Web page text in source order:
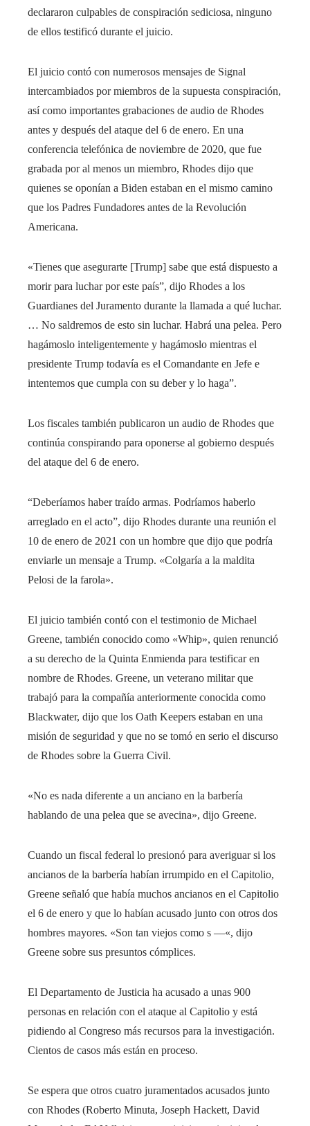
declararon culpables de conspiración sediciosa, ninguno
de ellos testificó durante el juicio.
El juicio contó con numerosos mensajes de Signal
intercambiados por miembros de la supuesta conspiración,
así como importantes grabaciones de audio de Rhodes
antes y después del ataque del 6 de enero. En una
conferencia telefónica de noviembre de 2020, que fue
grabada por al menos un miembro, Rhodes dijo que
quienes se oponían a Biden estaban en el mismo camino
que los Padres Fundadores antes de la Revolución
Americana.
«Tienes que asegurarte [Trump] sabe que está dispuesto a
morir para luchar por este país”, dijo Rhodes a los
Guardianes del Juramento durante la llamada a qué luchar.
… No saldremos de esto sin luchar. Habrá una pelea. Pero
hagámoslo inteligentemente y hagámoslo mientras el
presidente Trump todavía es el Comandante en Jefe e
intentemos que cumpla con su deber y lo haga”.
Los fiscales también publicaron un audio de Rhodes que
continúa conspirando para oponerse al gobierno después
del ataque del 6 de enero.
“Deberíamos haber traído armas. Podríamos haberlo
arreglado en el acto”, dijo Rhodes durante una reunión el
10 de enero de 2021 con un hombre que dijo que podría
enviarle un mensaje a Trump. «Colgaría a la maldita
Pelosi de la farola».
El juicio también contó con el testimonio de Michael
Greene, también conocido como «Whip», quien renunció
a su derecho de la Quinta Enmienda para testificar en
nombre de Rhodes. Greene, un veterano militar que
trabajó para la compañía anteriormente conocida como
Blackwater, dijo que los Oath Keepers estaban en una
misión de seguridad y que no se tomó en serio el discurso
de Rhodes sobre la Guerra Civil.
«No es nada diferente a un anciano en la barbería
hablando de una pelea que se avecina», dijo Greene.
Cuando un fiscal federal lo presionó para averiguar si los
ancianos de la barbería habían irrumpido en el Capitolio,
Greene señaló que había muchos ancianos en el Capitolio
el 6 de enero y que lo habían acusado junto con otros dos
hombres mayores. «Son tan viejos como s —«, dijo
Greene sobre sus presuntos cómplices.
El Departamento de Justicia ha acusado a unas 900
personas en relación con el ataque al Capitolio y está
pidiendo al Congreso más recursos para la investigación.
Cientos de casos más están en proceso.
Se espera que otros cuatro juramentados acusados ​​​​junto
con Rhodes (Roberto Minuta, Joseph Hackett, David